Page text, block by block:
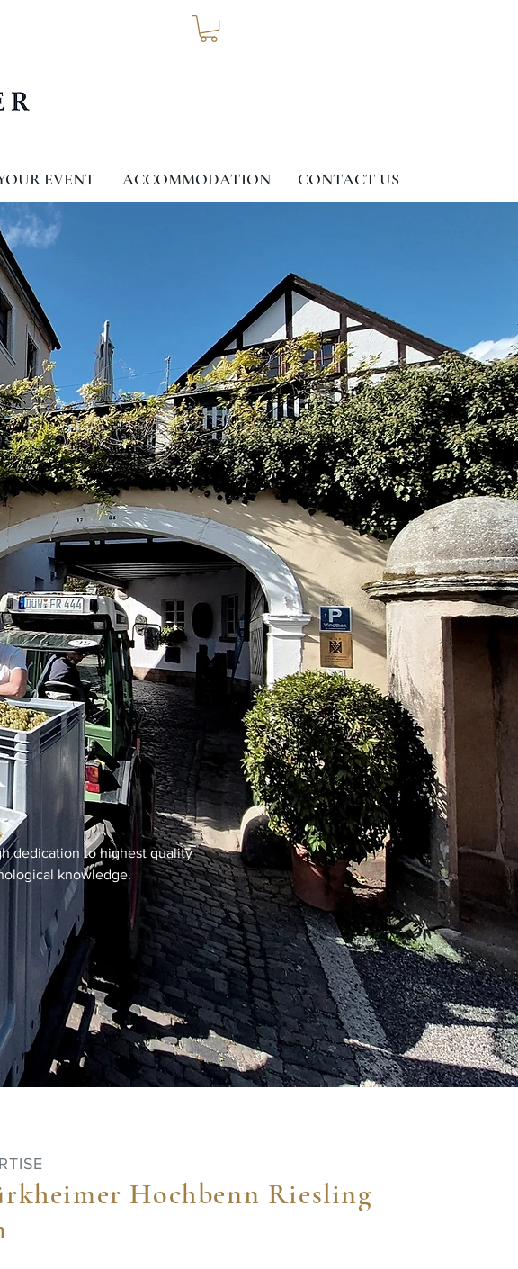
EVENT ACCOMMODATION CONTACT US
dedication to highest quality
knowledge.
Hochbenn Riesling